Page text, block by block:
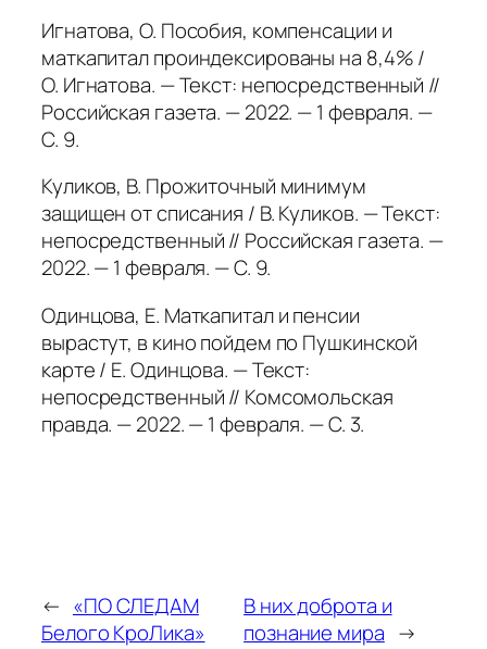
Игнатова, О. Пособия, компенсации и
маткапитал проиндексированы на 8,4% /
О. Игнатова. — Текст: непосредственный //
Российская газета. — 2022. — 1 февраля. —
С. 9.
Куликов, В. Прожиточный минимум
защищен от списания / В. Куликов. — Текст:
непосредственный // Российская газета. —
2022. — 1 февраля. — С. 9.
Одинцова, Е. Маткапитал и пенсии
вырастут, в кино пойдем по Пушкинской
карте / Е. Одинцова. — Текст:
непосредственный // Комсомольская
правда. — 2022. — 1 февраля. — С. 3.
← «ПО СЛЕДАМ
Белого КроЛика»
В них доброта и
познание мира →